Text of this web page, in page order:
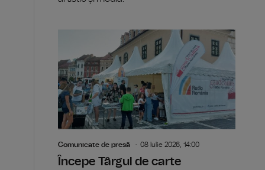
Comunicate de presă 08 Iulie 2026, 14:00
Începe Târgul de carte